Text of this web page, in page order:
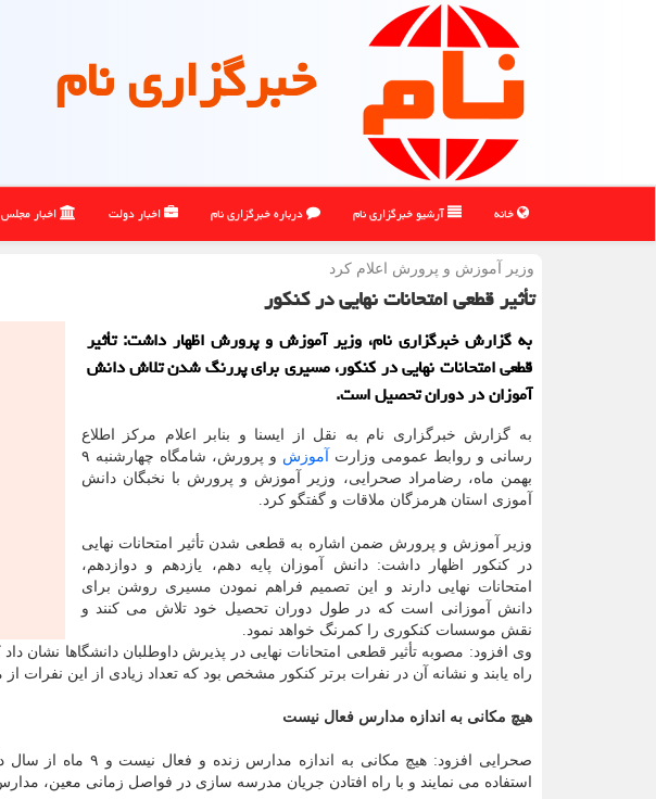
خبرگزاری نام
خانه آرشیو خبرگزاری نام درباره خبرگزاری نام اخبار دولت اخبار مجلس
وزیر آموزش و پرورش اعلام كرد
تأثیر قطعی امتحانات نهایی در کنکور
به گزارش خبرگزاری نام، وزیر آموزش و پرورش اظهار داشت: تأثیر
قطعی امتحانات نهایی در کنکور، مسیری برای پررنگ شدن تلاش دانش
آموزان در دوران تحصیل است.
به گزارش خبرگزاری نام به نقل از ایسنا و بنابر اعلام مرکز اطلاع
رسانی و روابط عمومی وزارت
آموزش
و پرورش، شامگاه چهارشنبه ۹
بهمن ماه، رضامراد صحرایی، وزیر آموزش و پرورش با نخبگان دانش
آموزی استان هرمزگان ملاقات و گفتگو کرد.
وزیر آموزش و پرورش ضمن اشاره به قطعی شدن تأثیر امتحانات نهایی
در کنکور اظهار داشت: دانش آموزان پایه دهم، یازدهم و دوازدهم،
امتحانات نهایی دارند و این تصمیم فراهم نمودن مسیری روشن برای
دانش آموزانی است که در طول دوران تحصیل خود تلاش می کنند و
نقش موسسات کنکوری را کمرنگ خواهد نمود.
وی افزود: مصوبه تأثیر قطعی امتحانات نهایی در پذیرش داوطلبان دانشگاها نشان
راه یابند و نشانه آن در نفرات برتر کنکور مشخص بود که تعداد زیادی از این نفرات
هیچ مکانی به اندازه مدارس فعال نیست
صحرایی افزود: هیچ
استفاده می نمایند و با راه افتادن جریان مدرسه سازی در فواصل زمانی معین،